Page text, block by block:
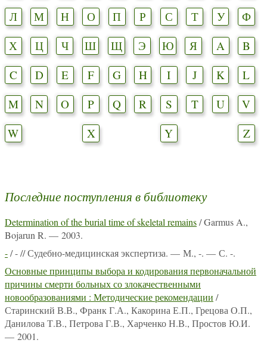
Л
М Н О П Р С Т У
Ф
Х
Ц Ч Ш Щ Э Ю Я A
B
C
D E F G H I J K
L
M
N O P Q R S T U
V
W
X Y Z
Последние поступления в библиотеку
Determination of the burial time of skeletal remains/ Garmus A.,
Bojarun R. — 2003.
-/ - // Судебно-медицинская экспертиза. — М., -. — С. -.
Основные принципы выбора и кодирования первоначальной
причины смерти больных со злокачественными
новообразованиями : Методические рекомендации /
Старинский В.В., Франк Г.А., Какорина Е.П., Грецова О.П.,
Данилова Т.В., Петрова Г.В., Харченко Н.В., Простов Ю.И.
— 2001.